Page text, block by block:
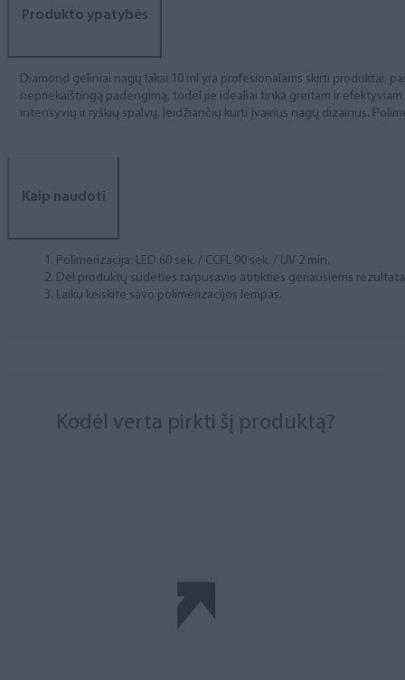
Produkto ypatybės
Diamond geliniai nagų lakai 10 ml yra profesionalams skirti produktai,
nepriekaištingą padengimą, todėl jie idealiai tinka greitam ir
intensyvių ir ryškių spalvų, leidžiančių kurti įvairius nagų dizainus.
Kaip naudoti
Polimerizacija: LED 60 sek. / CCFL 90 sek. / UV 2 min.
Dėl produktų sudėties tarpusavio atitikties geriausiems
Laiku keiskite savo polimerizacijos lempas.
Kodėl verta pirkti šį produktą?